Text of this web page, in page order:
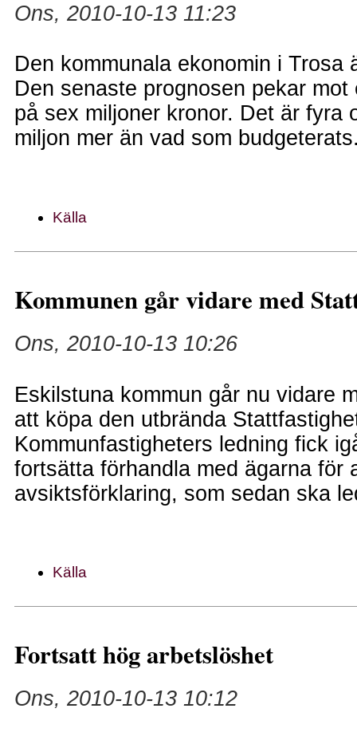
Ons, 2010-10-13 11:23
Den kommunala ekonomin i Trosa
Den senaste prognosen pekar
på sex miljoner kronor. Det är fyra
miljon mer än vad som
Källa
Kommunen går vidare med
Ons, 2010-10-13 10:26
Eskilstuna kommun går nu vidare
att köpa den utbrända
Kommunfastigheters ledning fick
fortsätta förhandla med ägarna för
avsiktsförklaring, som sedan ska
Källa
Fortsatt hög arbetslöshet
Ons, 2010-10-13 10:12